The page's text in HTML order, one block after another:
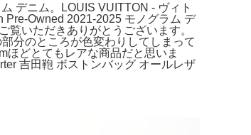
デニム。LOUIS VUITTON - ヴィト
Pre-Owned 2021-2025 モノグラム デ
覧いただきありがとうございます。
分のところが色変わりしてしまって
どとてもレアな商品だと思いま
田鞄 ボストンバッグ オールレザ